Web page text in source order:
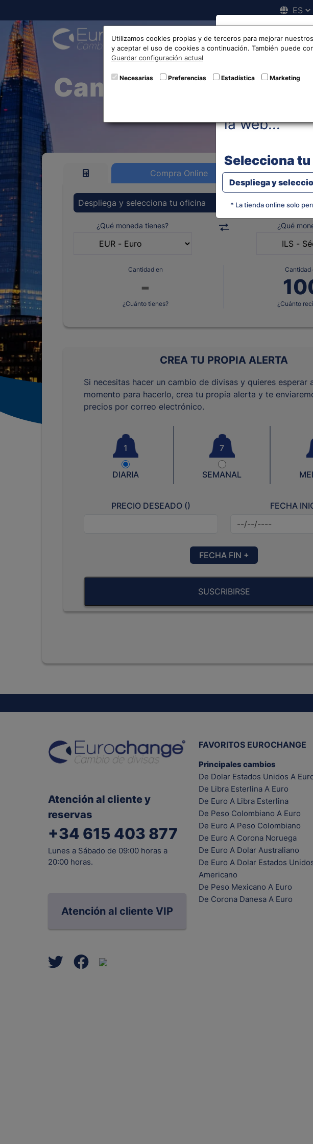
Compra online
la web...
Selecciona
Despliega y
* La tienda online solo
Cambio y
Compra Online
Despliega y selecciona tu oficina
¿Qué moneda tienes? ¿Qué
Cantidad en
¿Cuánto tienes?
Cantidad
¿Cuánto
CREA TU PROPIA ALERTA
Si necesitas hacer un cambio de divisas y quieres esperar
momento para hacerlo, crea tu propia alerta y te
precios por correo electrónico.
1
DIARIA
7
SEMANAL
PRECIO DESEADO () FECHA
FECHA FIN +
SUSCRIBIRSE
Atención al cliente y
reservas
+34 615 403 877
Lunes a Sábado de 09:00 horas a
20:00 horas.
Atención al cliente VIP
FAVORITOS EUROCHANGE
Principales cambios
De Dolar Estados Unidos A
De Libra Esterlina A Euro
De Euro A Libra Esterlina
De Peso Colombiano A Euro
De Euro A Peso Colombiano
De Euro A Corona Noruega
De Euro A Dolar Australiano
De Euro A Dolar Estados
Americano
De Peso Mexicano A Euro
De Corona Danesa A Euro
Utilizamos cookies propias y de terceros para mejorar
y aceptar el uso de cookies a continuación. También puede
Guardar configuración actual
Necesarias Preferencias Estadística Marketing